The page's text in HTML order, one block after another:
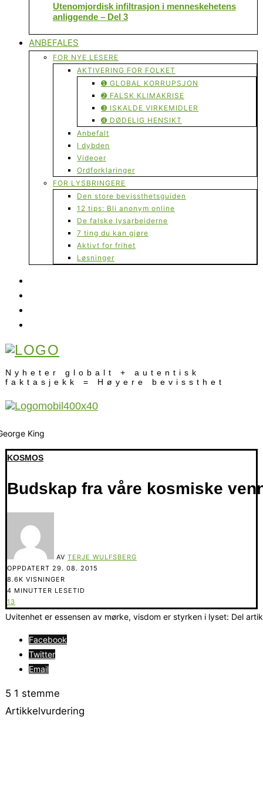
Utenomjordisk infiltrasjon i menneskehetens
anliggende – Del 3
ANBEFALES
FOR NYE LESERE
AKTIVERING FOR FOLKET
➊ GLOBAL KORRUPSJON
➋ FALSK KLIMAKRISE
➌ ISKALDE VIRKEMIDLER
➍ DØDELIG HENSIKT
Anbefalt
I dybden
Videoer
Ordforklaringer
FOR LYSBRINGERE
Den store bevissthetsguiden
12 tips: Bli anonym online
De falske lysarbeiderne
7 ting du kan gjøre
Aktivt for frihet
Løsninger
Nyheter globalt + autentisk
faktasjekk = Høyere bevissthet
KOSMOS
Budskap fra våre kosmiske
AV TERJE WULFSBERG
OPPDATERT 29. 08. 2015
8.6K VISNINGER
4 MINUTTER LESETID
13
Uvitenhet er essensen av mørke, visdom er styrken i lyset: Del
Facebook
Twitter
Email
5 1 stemme
Artikkelvurdering